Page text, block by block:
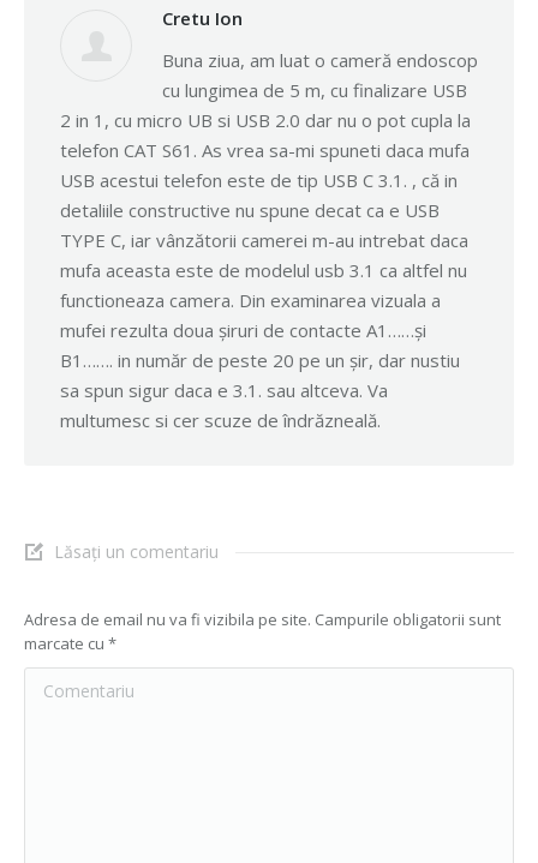
Cretu Ion
Buna ziua, am luat o cameră endoscop
cu lungimea de 5 m, cu finalizare USB
2 in 1, cu micro UB si USB 2.0 dar nu o pot cupla la
telefon CAT S61. As vrea sa-mi spuneti daca mufa
USB acestui telefon este de tip USB C 3.1. , că in
detaliile constructive nu spune decat ca e USB
TYPE C, iar vânzătorii camerei m-au intrebat daca
mufa aceasta este de modelul usb 3.1 ca altfel nu
functioneaza camera. Din examinarea vizuala a
mufei rezulta doua șiruri de contacte A1……și
B1……. in număr de peste 20 pe un șir, dar nustiu
sa spun sigur daca e 3.1. sau altceva. Va
multumesc si cer scuze de îndrăzneală.
Lăsați un comentariu
Adresa de email nu va fi vizibila pe site. Campurile obligatorii sunt
marcate cu *
Comentariu